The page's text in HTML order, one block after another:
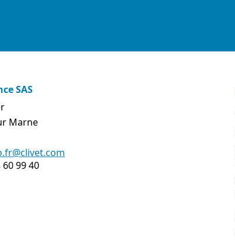
SAS
Marne
60 99 40